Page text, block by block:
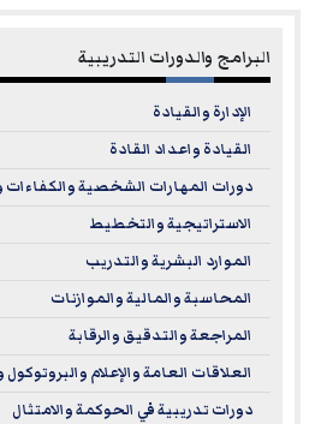
البرامج والدورات التدريبية
الإدارة والقيادة
القيادة واعداد القادة
دورات المهارات الشخصية والكفاءات
الاستراتيجية والتخطيط
الموارد البشرية والتدريب
المحاسبة والمالية والموازنات
المراجعة والتدقيق والرقابة
العلاقات العامة والإعلام
دورات تدريبية في الحوكمة والامتثال